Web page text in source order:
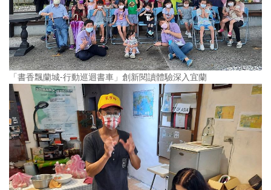
「書香飄蘭城-行動巡迴書車」創新閱讀體驗深入宜蘭